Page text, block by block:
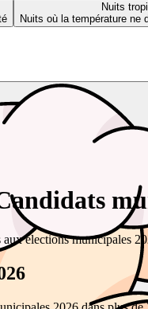
Nuits
Nuits où la température ne
élections municipales